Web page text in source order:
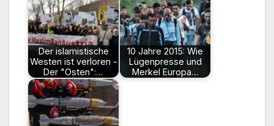
Der islamistische
Westen ist verloren -
Der "Osten":…
10 Jahre 2015: Wie
Lügenpresse und
Merkel Europa…